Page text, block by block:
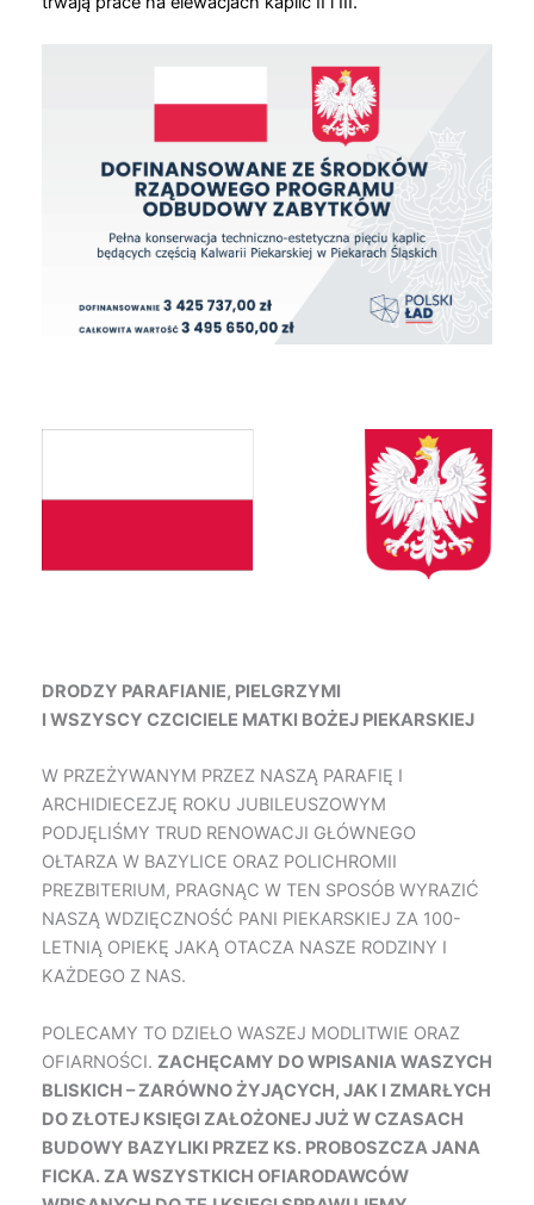
DRODZY PARAFIANIE, PIELGRZYMI
I WSZYSCY CZCICIELE MATKI BOŻEJ PIEKARSKIEJ
W PRZEŻYWANYM PRZEZ NASZĄ PARAFIĘ I
ARCHIDIECEZJĘ ROKU JUBILEUSZOWYM
PODJĘLIŚMY TRUD RENOWACJI GŁÓWNEGO
OŁTARZA W BAZYLICE ORAZ POLICHROMII
PREZBITERIUM, PRAGNĄC W TEN SPOSÓB WYRAZIĆ
NASZĄ WDZIĘCZNOŚĆ PANI PIEKARSKIEJ ZA 100-
LETNIĄ OPIEKĘ JAKĄ OTACZA NASZE RODZINY I
KAŻDEGO Z NAS.
POLECAMY TO DZIEŁO WASZEJ MODLITWIE ORAZ
OFIARNOŚCI. ZACHĘCAMY DO WPISANIA WASZYCH
BLISKICH – ZARÓWNO ŻYJĄCYCH, JAK I ZMARŁYCH
DO ZŁOTEJ KSIĘGI ZAŁOŻONEJ JUŻ W CZASACH
BUDOWY BAZYLIKI PRZEZ KS. PROBOSZCZA JANA
FICKA. ZA WSZYSTKICH OFIARODAWCÓW